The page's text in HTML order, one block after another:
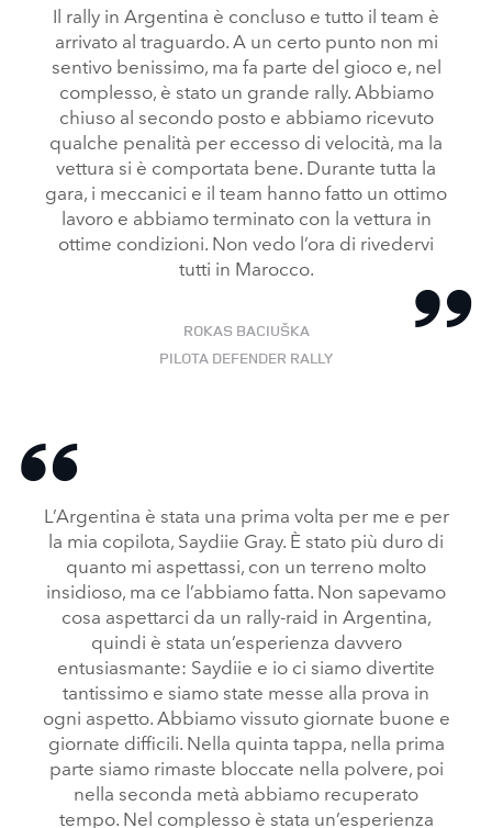
Il rally in Argentina è concluso e tutto il team è
arrivato al traguardo. A un certo punto non mi
sentivo benissimo, ma fa parte del gioco e, nel
complesso, è stato un grande rally. Abbiamo
chiuso al secondo posto e abbiamo ricevuto
qualche penalità per eccesso di velocità, ma la
vettura si è comportata bene. Durante tutta la
gara, i meccanici e il team hanno fatto un ottimo
lavoro e abbiamo terminato con la vettura in
ottime condizioni. Non vedo l’ora di rivedervi
tutti in Marocco.
ROKAS BACIUŠKA
PILOTA DEFENDER RALLY
L’Argentina è stata una prima volta per me e per
la mia copilota, Saydiie Gray. È stato più duro di
quanto mi aspettassi, con un terreno molto
insidioso, ma ce l’abbiamo fatta. Non sapevamo
cosa aspettarci da un rally‑raid in Argentina,
quindi è stata un’esperienza davvero
entusiasmante: Saydiie e io ci siamo divertite
tantissimo e siamo state messe alla prova in
ogni aspetto. Abbiamo vissuto giornate buone e
giornate difficili. Nella quinta tappa, nella prima
parte siamo rimaste bloccate nella polvere, poi
nella seconda metà abbiamo recuperato
tempo. Nel complesso è stata un’esperienza